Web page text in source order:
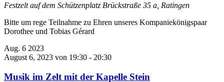
Festzelt auf dem Schützenplatz Brückstraße 35 a, Ratingen
Bitte um rege Teilnahme zu Ehren unseres Kompaniekönigspaar
Dorothee und Tobias Gérard
Aug. 6 2023
August 6, 2023 von 19:30 - 20:30
Musik im Zelt mit der Kapelle Stein